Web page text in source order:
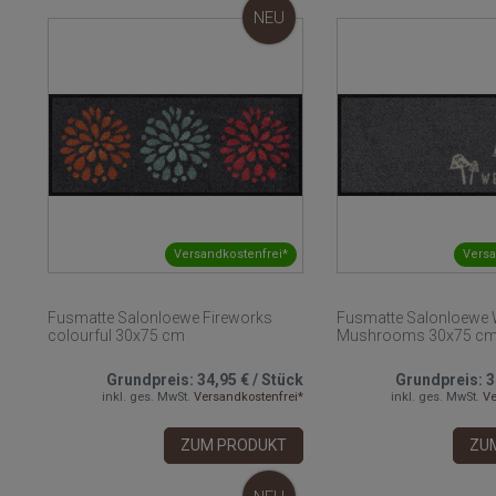
Versandkostenfrei*
NEU
Fusmatte Salonloewe Fireworks
colourful 30x75 cm
Grundpreis:34,95 €/Stück
inkl. ges. MwSt. Versandkostenfrei*
ZUM PRODUKT
Fusmatte Salonloewe
Mushrooms 30x75
Grundpreis:
inkl. ges. MwSt.